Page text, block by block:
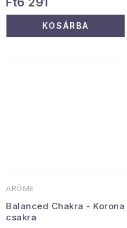
KOSÁRBA
ARÔME
Balanced Chakra - Korona
csakra